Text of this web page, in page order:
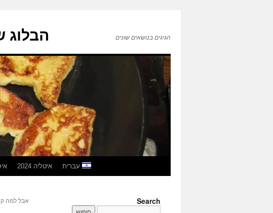
הבלוג הגיגים בנושאים שונים
איטליה 2024 עברית
אבל למה Search